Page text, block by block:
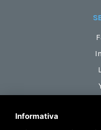
Informativa